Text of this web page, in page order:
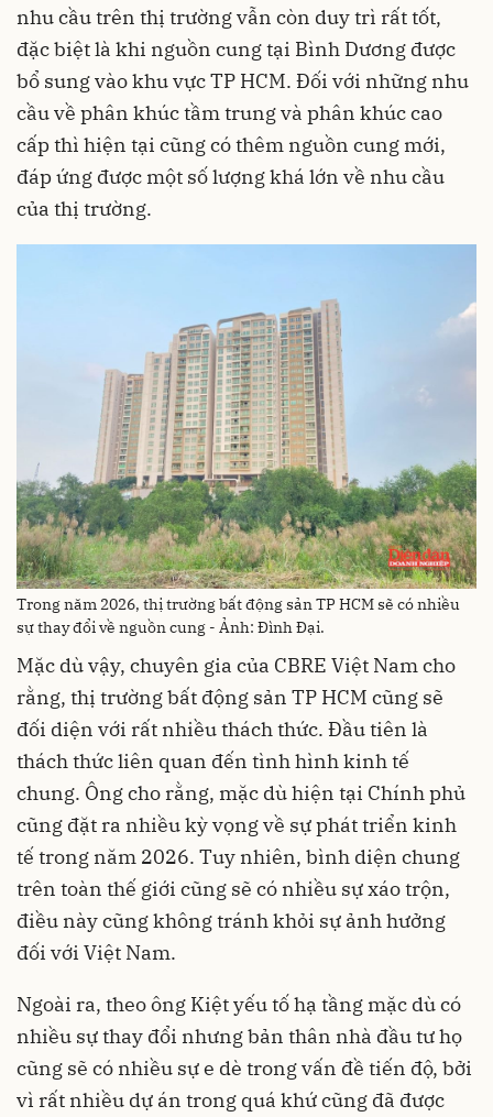
nhu cầu trên thị trường vẫn còn duy trì rất tốt,
đặc biệt là khi nguồn cung tại Bình Dương được
bổ sung vào khu vực TP HCM. Đối với những nhu
cầu về phân khúc tầm trung và phân khúc cao
cấp thì hiện tại cũng có thêm nguồn cung mới,
đáp ứng được một số lượng khá lớn về nhu cầu
của thị trường.
Trong năm 2026, thị trường bất động sản TP HCM sẽ có nhiều
sự thay đổi về nguồn cung - Ảnh: Đình Đại.
Mặc dù vậy, chuyên gia của CBRE Việt Nam cho
rằng, thị trường bất động sản TP HCM cũng sẽ
đối diện với rất nhiều thách thức. Đầu tiên là
thách thức liên quan đến tình hình kinh tế
chung. Ông cho rằng, mặc dù hiện tại Chính phủ
cũng đặt ra nhiều kỳ vọng về sự phát triển kinh
tế trong năm 2026. Tuy nhiên, bình diện chung
trên toàn thế giới cũng sẽ có nhiều sự xáo trộn,
điều này cũng không tránh khỏi sự ảnh hưởng
đối với Việt Nam.
Ngoài ra, theo ông Kiệt yếu tố hạ tầng mặc dù có
nhiều sự thay đổi nhưng bản thân nhà đầu tư họ
cũng sẽ có nhiều sự e dè trong vấn đề tiến độ, bởi
vì rất nhiều dự án trong quá khứ cũng đã được